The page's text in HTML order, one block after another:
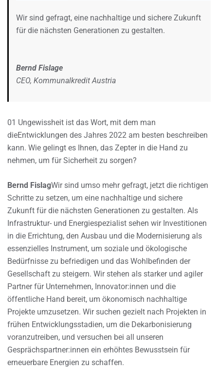
Wir sind gefragt, eine nachhaltige und sichere Zukunft
für die nächsten Generationen zu gestalten.
Bernd Fislage
CEO, Kommunalkredit Austria
01 Ungewissheit ist das Wort, mit dem man
dieEntwicklungen des Jahres 2022 am besten beschreiben
kann. Wie gelingt es Ihnen, das Zepter in die Hand zu
nehmen, um für Sicherheit zu sorgen?
Bernd FislagWir sind umso mehr gefragt, jetzt die richtigen
Schritte zu setzen, um eine nachhaltige und sichere
Zukunft für die nächsten Generationen zu gestalten. Als
Infrastruktur- und Energiespezialist sehen wir Investitionen
in die Errichtung, den Ausbau und die Modernisierung als
essenzielles Instrument, um soziale und ökologische
Bedürfnisse zu befriedigen und das Wohlbefinden der
Gesellschaft zu steigern. Wir stehen als starker und agiler
Partner für Unternehmen, Innovator:innen und die
öffentliche Hand bereit, um ökonomisch nachhaltige
Projekte umzusetzen. Wir suchen gezielt nach Projekten in
frühen Entwicklungsstadien, um die Dekarbonisierung
voranzutreiben, und versuchen bei all unseren
Gesprächspartner:innen ein erhöhtes Bewusstsein für
erneuerbare Energien zu schaffen.